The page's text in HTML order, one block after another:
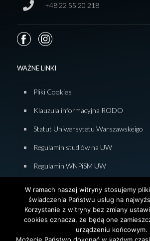
+48 22 55 20 218
WAŻNE LINKI
Pliki Cookies
Klauzula informacyjna RODO
Statut Uniwersytetu Warszawskeigo
Regulamin studiów na UW
Regulamin WNPiSM UW
Deklaracja dostępności WNPiSM
W ramach naszej witryny stosujemy
świadczenia Państwu usług na
Korzystanie z witryny bez zmiany
cookies oznacza, że będą one
urządzeniu końcowym.